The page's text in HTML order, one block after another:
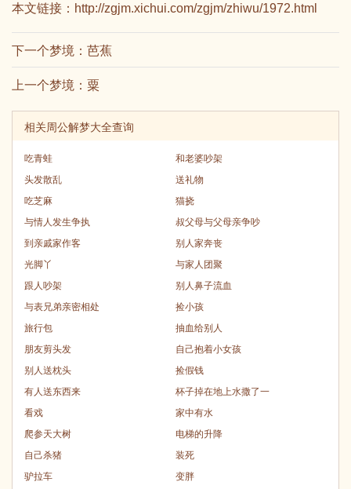
本文链接： http://zgjm.xichui.com/zgjm/zhiwu/1972.html
下一个梦境： 芭蕉
上一个梦境： 粟
相关周公解梦大全查询
吃青蛙
和老婆吵架
头发散乱
送礼物
吃芝麻
猫挠
与情人发生争执
叔父母与父母亲争吵
到亲戚家作客
别人家奔丧
光脚丫
与家人团聚
跟人吵架
别人鼻子流血
与表兄弟亲密相处
捡小孩
旅行包
抽血给别人
朋友剪头发
自己抱着小女孩
别人送枕头
捡假钱
有人送东西来
杯子掉在地上水撒了一
看戏
家中有水
爬参天大树
电梯的升降
自己杀猪
装死
驴拉车
变胖